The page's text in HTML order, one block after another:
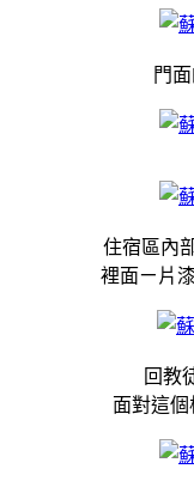
門
住宿區內
裡面ㄧ片
回教
面對這